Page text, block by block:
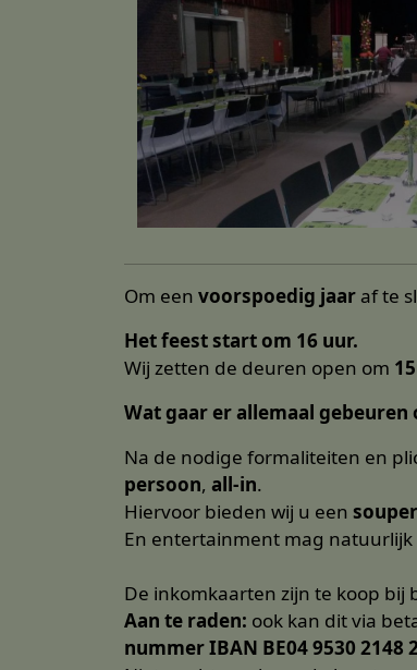
Om een voorspoedig jaar af te
Het feest start om 16 uur.
Wij zetten de deuren open om
Wat gaar er allemaal gebeuren
Na de nodige formaliteiten en
persoon, all-in.
Hiervoor bieden wij u een
En entertainment mag
De inkomkaarten zijn te koop bij
Aan te raden: ook kan dit via
nummer IBAN BE04 9530 2148